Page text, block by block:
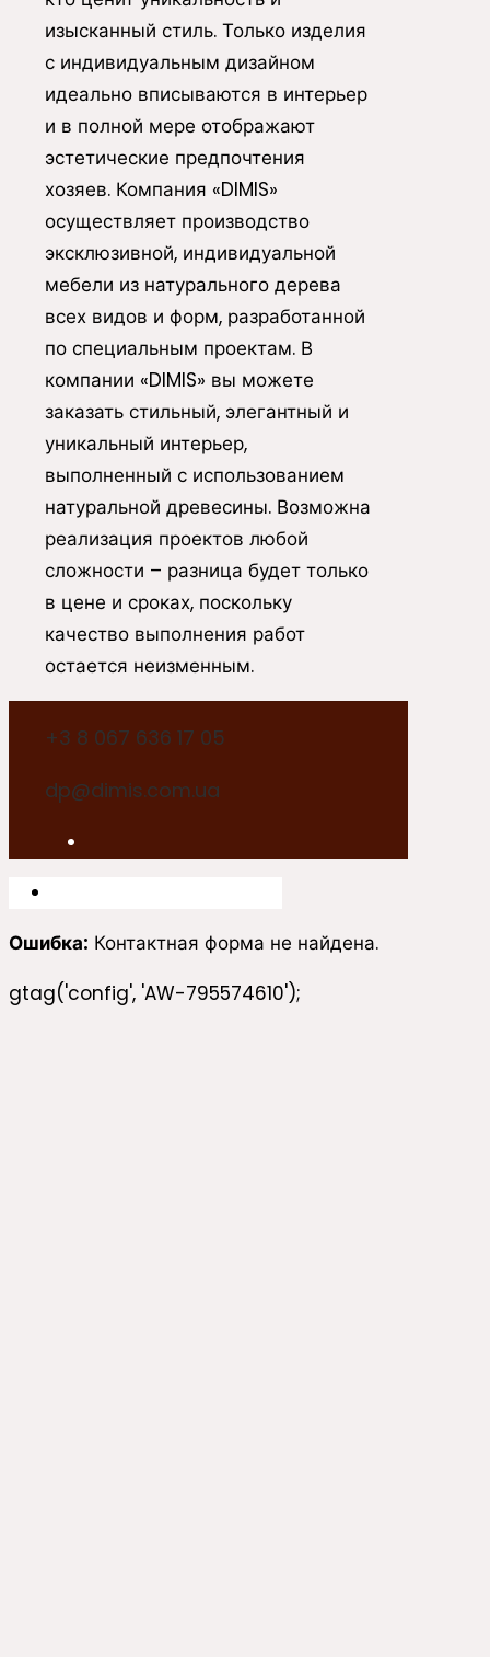
изысканный стиль. Только изделия
с индивидуальным дизайном
идеально вписываются в интерьер
и в полной мере отображают
эстетические предпочтения
хозяев. Компания «DIMIS»
осуществляет производство
эксклюзивной, индивидуальной
мебели из натурального дерева
всех видов и форм, разработанной
по специальным проектам. В
компании «DIMIS» вы можете
заказать стильный, элегантный и
уникальный интерьер,
выполненный с использованием
натуральной древесины. Возможна
реализация проектов любой
сложности – разница будет только
в цене и сроках, поскольку
качество выполнения работ
остается неизменным.
+3 8 067 636 17 05
dp@dimis.com.ua
Ошибка: Контактная форма не найдена.
gtag('config', 'AW-795574610');